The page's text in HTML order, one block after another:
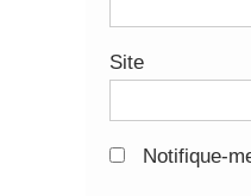
Site
Notifique-